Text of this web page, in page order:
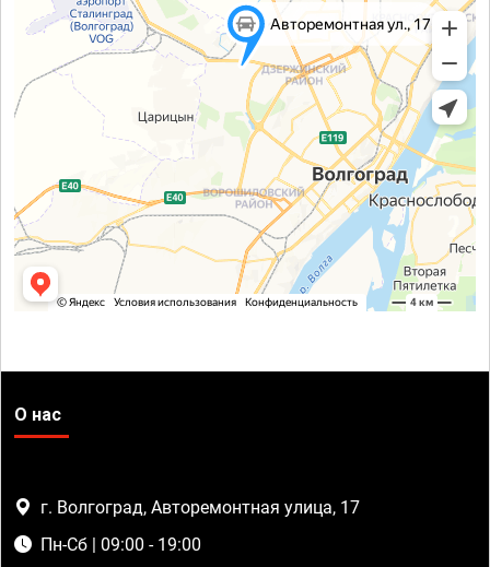
О нас
г. Волгоград, Авторемонтная улица, 17
Пн-Сб | 09:00 - 19:00